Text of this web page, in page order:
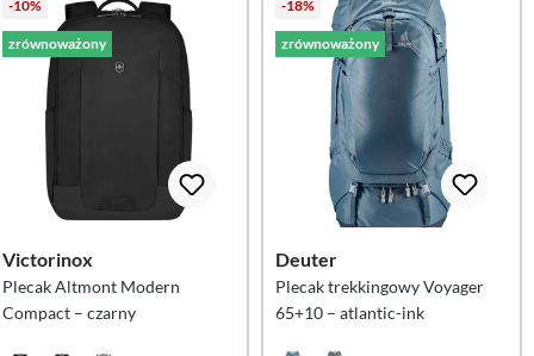
-10%
zrównoważony
Victorinox
Plecak Altmont Modern
Compact – czarny
-18%
zrównoważony
Deuter
Plecak trekkingowy Voyager
65+10 – atlantic-ink